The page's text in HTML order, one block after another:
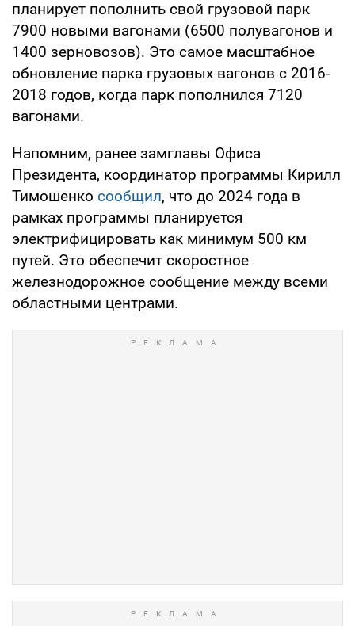
планирует пополнить свой грузовой парк
7900 новыми вагонами (6500 полувагонов и
1400 зерновозов). Это самое масштабное
обновление парка грузовых вагонов с 2016-
2018 годов, когда парк пополнился 7120
вагонами.
Напомним, ранее замглавы Офиса
Президента, координатор программы Кирилл
Тимошенко сообщил, что до 2024 года в
рамках программы планируется
электрифицировать как минимум 500 км
путей. Это обеспечит скоростное
железнодорожное сообщение между всеми
областными центрами.